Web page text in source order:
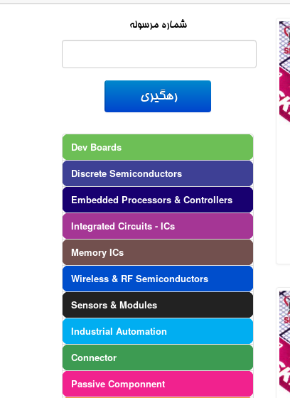
شماره مرسوله
Dev Boards
Discrete Semiconductors
Embedded Processors & Controllers
Integrated Circuits - ICs
Memory ICs
Wireless & RF Semiconductors
Sensors & Modules
Industrial Automation
Connector
Passive Componnent